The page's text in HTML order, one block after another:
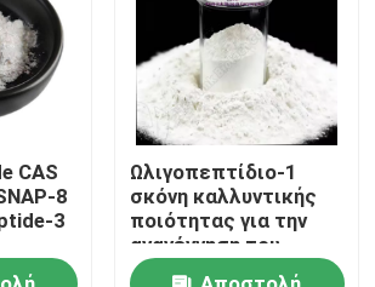
φυτού
CAS
8
3
Ωλιγοπεπτίδιο-1
σκόνη καλλυντικής
ποιότητας για την
αναγέννηση του
δέρματος